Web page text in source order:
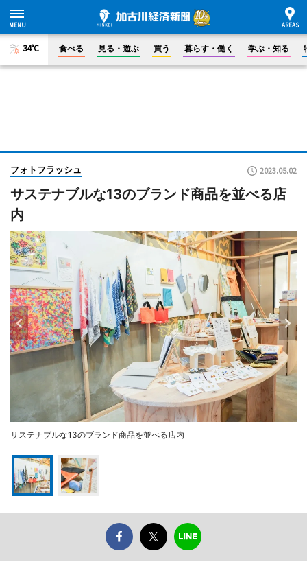
34°C 食べる 見る・遊ぶ 買う 暮らす・働く 学ぶ・知る
フォトフラッシュ 2023.05.02
サステナブルな13のブランド商品を並べる店
内
サステナブルな13のブランド商品を並べる店内